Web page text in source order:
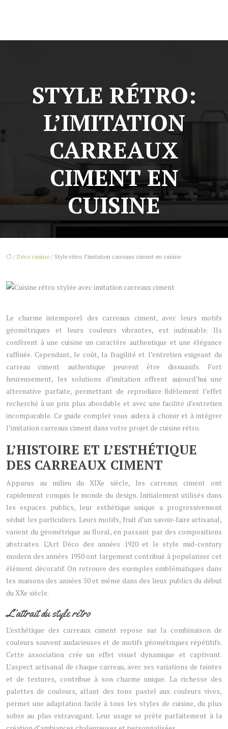
STYLE RÉTRO:
L’IMITATION
CARREAUX
CIMENT EN
CUISINE
/ Déco cuisine / Style rétro: l’imitation carreaux ciment en cuisine
Le charme intemporel des carreaux ciment, avec leurs motifs
géométriques et leurs couleurs vibrantes, est indéniable. Ils
confèrent à une cuisine un caractère authentique et une élégance
raffinée. Cependant, le coût, la fragilité et l’entretien exigeant du
carreau ciment authentique peuvent être dissuasifs. Fort
heureusement, les solutions d’imitation offrent aujourd’hui une
alternative parfaite, permettant de reproduire fidèlement l’effet
recherché à un prix plus abordable et avec une facilité d’entretien
incomparable. Ce guide complet vous aidera à choisir et à intégrer
l’imitation carreaux ciment dans votre projet de cuisine rétro.
L’HISTOIRE ET L’ESTHÉTIQUE
DES CARREAUX CIMENT
Apparus au milieu du XIXe siècle, les carreaux ciment ont
rapidement conquis le monde du design. Initialement utilisés dans
les espaces publics, leur esthétique unique a progressivement
séduit les particuliers. Leurs motifs, fruit d’un savoir-faire artisanal,
varient du géométrique au floral, en passant par des compositions
abstraites. L’Art Déco des années 1920 et le style mid-century
modern des années 1950 ont largement contribué à populariser cet
élément décoratif. On retrouve des exemples emblématiques dans
les maisons des années 50 et même dans des lieux publics du début
du XXe siècle.
L’attrait du style rétro
L’esthétique des carreaux ciment repose sur la combinaison de
couleurs souvent audacieuses et de motifs géométriques répétitifs.
Cette association crée un effet visuel dynamique et captivant.
L’aspect artisanal de chaque carreau, avec ses variations de teintes
et de textures, contribue à son charme unique. La richesse des
palettes de couleurs, allant des tons pastel aux couleurs vives,
permet une adaptation facile à tous les styles de cuisine, du plus
sobre au plus extravagant. Leur usage se prête parfaitement à la